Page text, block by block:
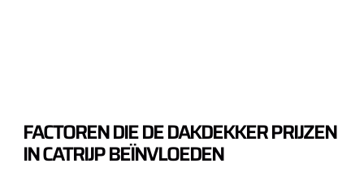
FACTOREN DIE DE DAKDEKKER PRIJZEN
IN CATRIJP BEÏNVLOEDEN